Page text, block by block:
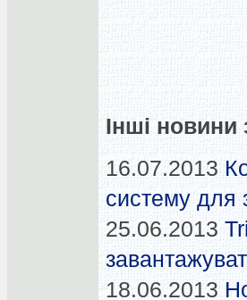
Інші
16.07.2013
систему для
25.06.2013
18.06.2013